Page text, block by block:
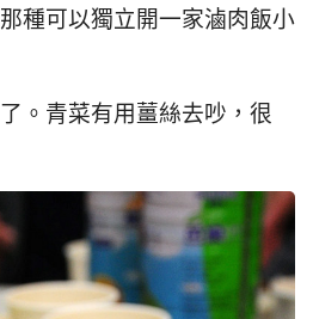
種可以獨立開一家滷肉飯小
。青菜有用薑絲去吵，很